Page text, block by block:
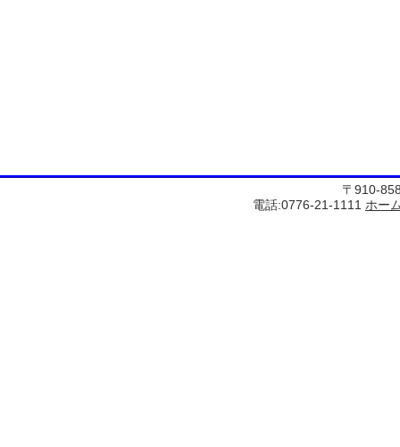
〒910-
電話:0776-21-1111 ホー